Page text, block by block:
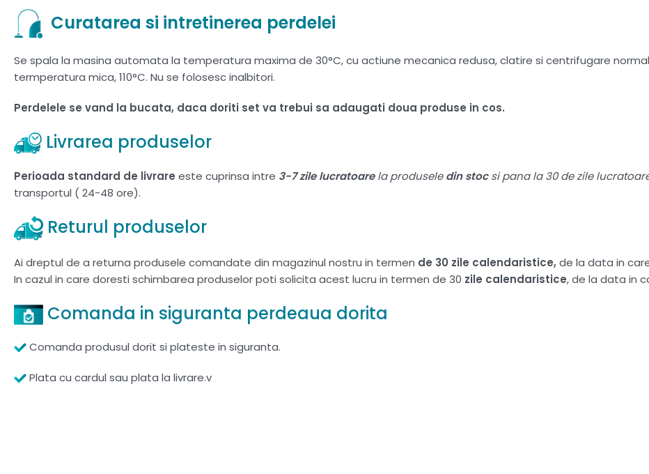
Curatarea si intretinerea perdelei
Se spala la masina automata la temperatura maxima de 30°C, cu actiune mecanica redusa, clatire si centrifugare
termperatura mica, 110°C. Nu se folosesc inalbitori.
Perdelele se vand la bucata, daca doriti set va trebui sa adaugati doua produse in cos.
Livrarea produselor
Perioada standard de livrare este cuprinsa intre 3-7 zile lucratoarela produseledin stocsi pana la 30 de zile
transportul ( 24-48 ore).
Returul produselor
Ai dreptul de a returna produsele comandate din magazinul nostru in termen de 30 zile calendaristice,de la data in
In cazul in care doresti schimbarea produselor poti solicita acest lucru in termen de 30 zile calendaristice, de la data in
Comanda in siguranta perdeaua dorita
Comanda produsul dorit si plateste in siguranta.
Plata cu cardul sau plata la livrare.v